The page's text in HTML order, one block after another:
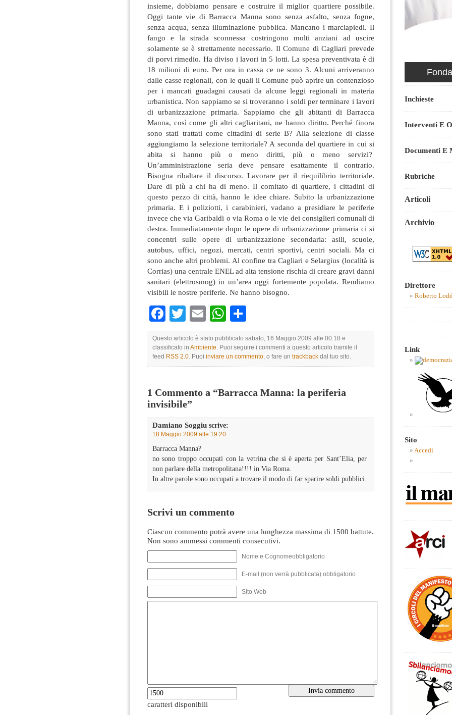
insieme, dobbiamo pensare e costruire il miglior quartiere possibile.
Oggi tante vie di Barracca Manna sono senza asfalto, senza fogne,
senza acqua, senza illuminazione pubblica. Mancano i marciapiedi. Il
fango e la strada sconnessa costringono molti anziani ad uscire
solamente se è strettamente necessario. Il Comune di Cagliari prevede
di porvi rimedio. Ha diviso i lavori in 5 lotti. La spesa preventivata è di
18 milioni di euro. Per ora in cassa ce ne sono 3. Alcuni arriveranno
dalle casse regionali, con le quali il Comune può aprire un contenzioso
per i mancati guadagni causati da alcune leggi regionali in materia
urbanistica. Non sappiamo se si troveranno i soldi per terminare i lavori
di urbanizzazione primaria. Sappiamo che gli abitanti di Barracca
Manna, così come gli altri cagliaritani, ne hanno diritto. Perché finora
sono stati trattati come cittadini di serie B? Alla selezione di classe
aggiungiamo la selezione territoriale? A seconda del quartiere in cui si
abita si hanno più o meno diritti, più o meno servizi?
Un’amministrazione seria deve pensare esattamente il contrario.
Bisogna ribaltare il discorso. Lavorare per il riequilibrio territoriale.
Dare di più a chi ha di meno. Il comitato di quartiere, i cittadini di
questo pezzo di città, hanno le idee chiare. Subito la urbanizzazione
primaria. E i poliziotti, i carabinieri, vadano a presidiare le periferie
invece che via Garibaldi o via Roma o le vie dei consiglieri comunali di
destra. Immediatamente dopo le opere di urbanizzazione primaria ci si
concentri sulle opere di urbanizzazione secondaria: asili, scuole,
autobus, uffici, negozi, mercati, centri sportivi, centri sociali. Ma ci
sono anche altri problemi. Al confine tra Cagliari e Selargius (località is
Corrias) una centrale ENEL ad alta tensione rischia di creare gravi danni
sanitari (elettrosmog) in un’area oggi fortemente popolata. Rendiamo
visibili le nostre periferie. Ne hanno bisogno.
Facebook
TwitterEmailWhatsApp
Questo articolo è stato pubblicato sabato, 16 Maggio 2009 alle 00:18 e
classificato in Ambiente. Puoi seguire i commenti a questo articolo tramite il
feed RSS 2.0. Puoi inviare un commento, o fare un trackback dal tuo sito.
1 Commento a “Barracca Manna: la periferia
invisibile”
Damiano Soggiu scrive:
18 Maggio 2009 alle 19:20
Barracca Manna?
no sono troppo occupati con la vetrina che si è aperta per Sant’Elia, per
non parlare della metropolitana!!!! in Via Roma.
In altre parole sono occupati a trovare il modo di far sparire soldi pubblici.
Scrivi un commento
Ciascun commento potrà avere una lunghezza massima di 1500 battute.
Non sono ammessi commenti consecutivi.
Nome e Cognomeobbligatorio
E-mail (non verrà pubblicata) obbligatorio
Sito Web
caratteri disponibili
Inchieste
Interventi E
Documenti E
Rubriche
Articoli
Archivio
Direttore
Roberto
Link
Sito
Accedi